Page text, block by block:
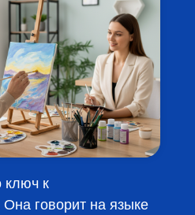
ключ к
Она говорит на языке